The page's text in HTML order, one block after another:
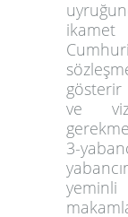
gösterir
ve
3-